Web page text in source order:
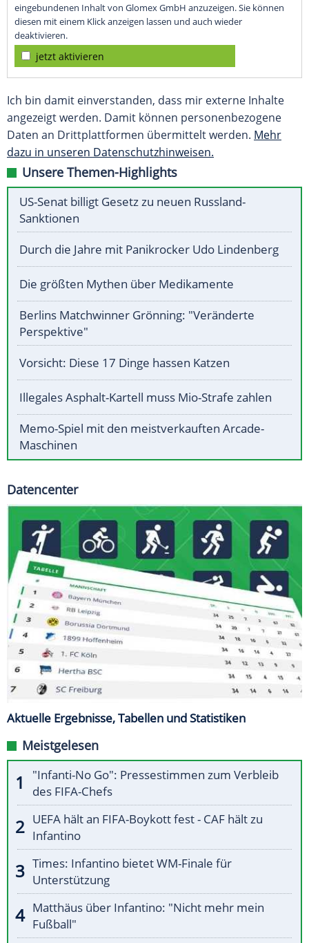
eingebundenen Inhalt von Glomex GmbH anzuzeigen. Sie können
diesen mit einem Klick anzeigen lassen und auch wieder
deaktivieren.
jetzt aktivieren
Ich bin damit einverstanden, dass mir externe Inhalte
angezeigt werden. Damit können personenbezogene
Daten an Drittplattformen übermittelt werden. Mehr
dazu in unseren Datenschutzhinweisen.
Unsere Themen-Highlights
US-Senat billigt Gesetz zu neuen Russland-
Sanktionen
Durch die Jahre mit Panikrocker Udo Lindenberg
Die größten Mythen über Medikamente
Berlins Matchwinner Grönning: "Veränderte
Perspektive"
Vorsicht: Diese 17 Dinge hassen Katzen
Illegales Asphalt-Kartell muss Mio-Strafe zahlen
Memo-Spiel mit den meistverkauften Arcade-
Maschinen
Datencenter
Aktuelle Ergebnisse, Tabellen und Statistiken
Meistgelesen
"Infanti-No Go": Pressestimmen zum Verbleib
des FIFA-Chefs
UEFA hält an FIFA-Boykott fest - CAF hält zu
Infantino
Times: Infantino bietet WM-Finale für
Unterstützung
Matthäus über Infantino: "Nicht mehr mein
Fußball"